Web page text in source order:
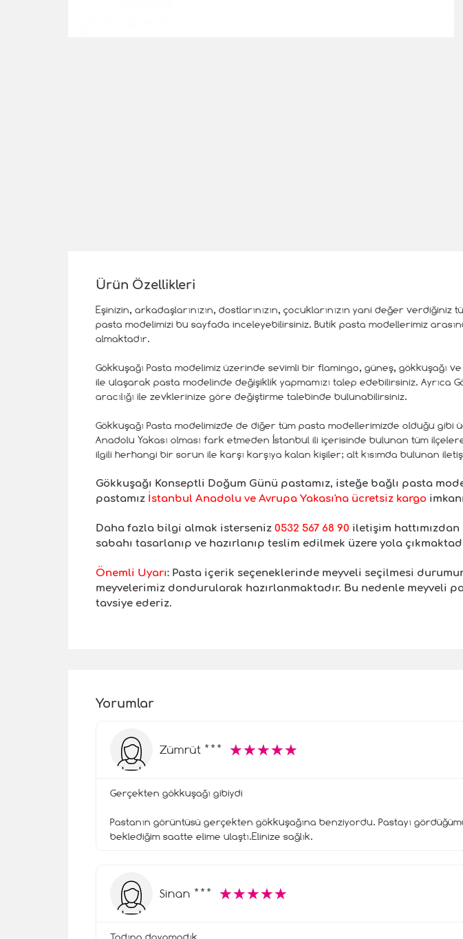
Ürün Özellikleri
Eşinizin, arkadaşlarınızın, dostlarınızın, çocuklarınızın yani değer
pasta modelimizi bu sayfada inceleyebilirsiniz. Butik pasta modellerimiz
almaktadır.
Gökkuşağı Pasta modelimiz üzerinde sevimli bir flamingo, güneş, gökkuşağı
ile ulaşarak pasta modelinde değişiklik yapmamızı talep edebilirsiniz. Ayrıca
aracılığı ile zevklerinize göre değiştirme talebinde bulunabilirsiniz.
Gökkuşağı Pasta modelimizde de diğer tüm pasta modellerimizde olduğu gibi
Anadolu Yakası olması fark etmeden İstanbul ili içerisinde bulunan tüm
ilgili herhangi bir sorun ile karşı karşıya kalan kişiler; alt kısımda bulunan
Gökkuşağı Konseptli Doğum Günü pastamız, isteğe bağlı pasta
pastamız İstanbul Anadolu ve Avrupa Yakası'na ücretsiz kargo
Daha fazla bilgi almak isterseniz 0532 567 68 90 iletişim
sabahı tasarlanıp ve hazırlanıp teslim edilmek üzere yola
Önemli Uyarı: Pasta içerik seçeneklerinde meyveli seçilmesi
meyvelerimiz dondurularak hazırlanmaktadır. Bu nedenle meyveli
tavsiye ederiz.
Yorumlar
Zümrüt *** ☆☆☆☆☆
★★★★★
Gerçekten gökkuşağı gibiydi
Pastanın görüntüsü gerçekten gökkuşağına benziyordu. Pastayı
beklediğim saatte elime ulaştı.Elinize sağlık.
Sinan *** ☆☆☆☆☆
★★★★★
Tadına doyamadık